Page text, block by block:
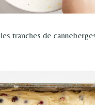
tranches de